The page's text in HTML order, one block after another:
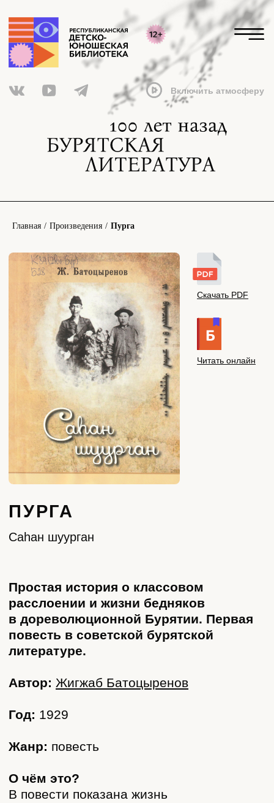
Включить атмосферу
Главная / Произведения / Пурга
ПУРГА
Саhан шуурган
Простая история о классовом
расслоении и жизни бедняков
в дореволюционной Бурятии. Первая
повесть в советской бурятской
литературе.
Автор:Жигжаб Батоцыренов
Год:1929
Жанр:повесть
с точки зрения бедняка Цырена, семья
которого страдает от холода и голода
суровой зимой.
Как это написано?
Повесть «Пурга» написана в стилистике
реализма. Суть этого литературного
закономерностей жизни общества
и отдельного человека. Герои и ситуации
то есть произведение рассказывает
о множестве подобных людей
писатель-реалист должен увидеть, как
устроено общество, и показать это
в своём произведении. Поэтому
Читать онлайн